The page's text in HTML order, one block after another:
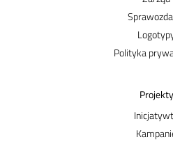
Polityka
Projekty